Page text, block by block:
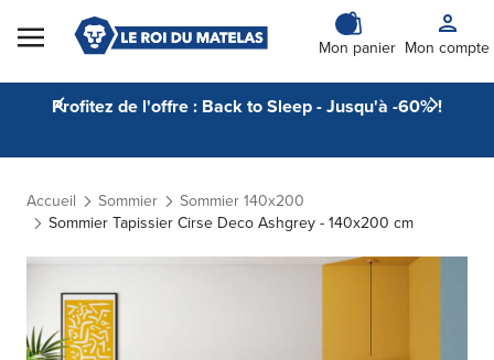
Skip to Content
Mon panier Mon compte
Profitez de l'offre : Back to Sleep - Jusqu'à -60% !
Accueil Sommier
Sommier 140x200
Sommier Tapissier Cirse Deco Ashgrey - 140x200 cm